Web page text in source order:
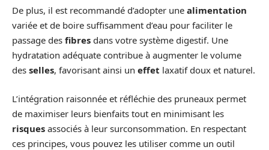
De plus, il est recommandé d’adopter une alimentation
variée et de boire suffisamment d’eau pour faciliter le
passage des fibres dans votre système digestif. Une
hydratation adéquate contribue à augmenter le volume
des selles, favorisant ainsi un effet laxatif doux et naturel.
L’intégration raisonnée et réfléchie des pruneaux permet
de maximiser leurs bienfaits tout en minimisant les
risques associés à leur surconsommation. En respectant
ces principes, vous pouvez les utiliser comme un outil